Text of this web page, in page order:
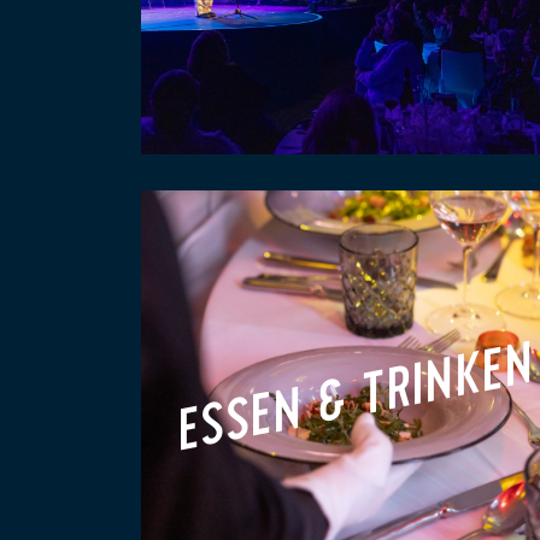
ESSEN & TRINKEN